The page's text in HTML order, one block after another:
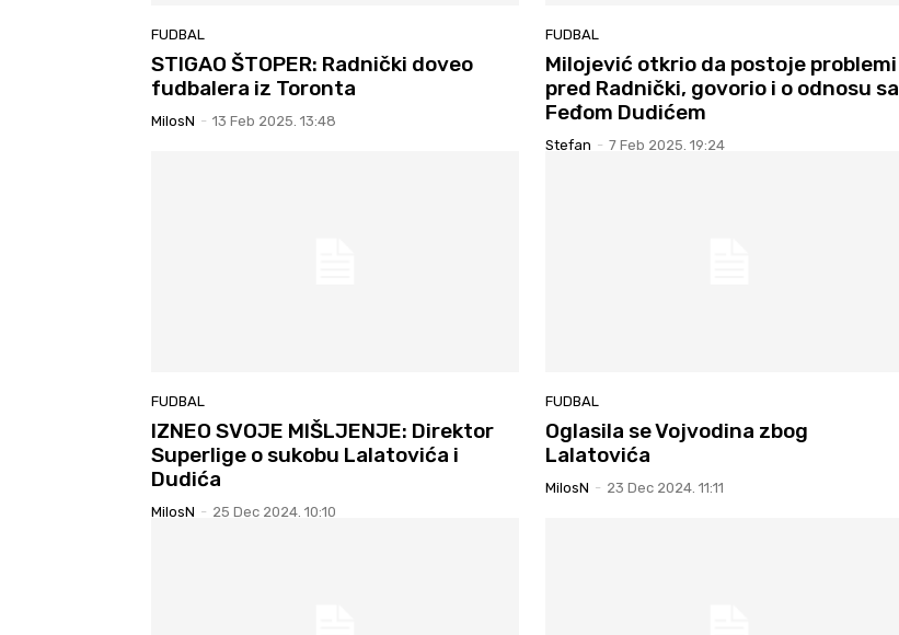
FUDBAL
STIGAO ŠTOPER: Radnički doveo
fudbalera iz Toronta
MilosN - 13 Feb 2025. 13:48
FUDBAL
Milojević otkrio da postoje problemi
pred Radnički, govorio i o odnosu sa
Feđom Dudićem
Stefan - 7 Feb 2025. 19:24
FUDBAL
IZNEO SVOJE MIŠLJENJE: Direktor
Superlige o sukobu Lalatovića i
Dudića
MilosN - 25 Dec 2024. 10:10
FUDBAL
Oglasila se Vojvodina zbog
Lalatovića
MilosN - 23 Dec 2024. 11:11